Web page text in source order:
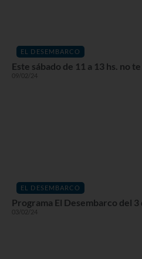
EL DESEMBARCO
Este sábado de 11 a 13 hs. no
09/02/24
EL DESEMBARCO
Programa El Desembarco del
03/02/24